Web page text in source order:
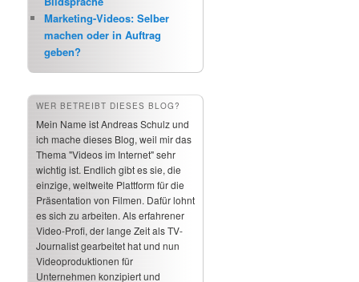
Marketing-Videos: Selber
machen oder in Auftrag
geben?
WER BETREIBT DIESES BLOG?
Mein Name ist Andreas Schulz und
ich mache dieses Blog, weil mir das
Thema "Videos im Internet" sehr
wichtig ist. Endlich gibt es sie, die
einzige, weltweite Plattform für die
Präsentation von Filmen. Dafür lohnt
es sich zu arbeiten. Als erfahrener
Video-Profi, der lange Zeit als TV-
Journalist gearbeitet hat und nun
Videoproduktionen für
Unternehmen konzipiert und